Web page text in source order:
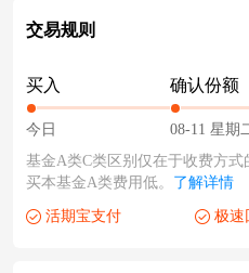
交易规则
买入
今日
确认份额
08-11 星期
基金A类C类区别仅在于收费方
买本基金A类费用低。 了解详情
活期宝支付 极速